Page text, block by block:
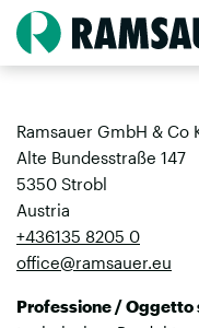
Ramsauer GmbH & Co
Alte Bundesstraße 147
5350 Strobl
Austria
+436135 8205 0
office@ramsauer.eu
Professione / Oggetto